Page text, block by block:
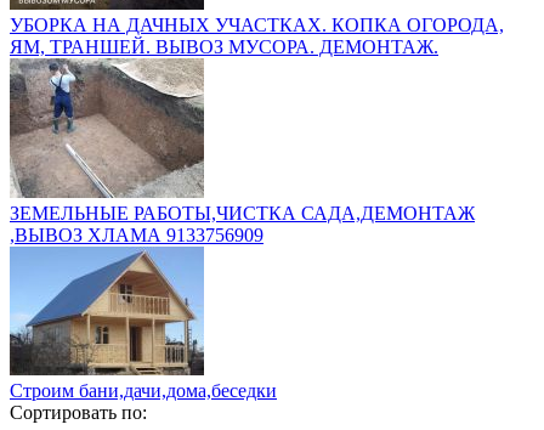
УБОРКА НА ДАЧНЫХ УЧАСТКАХ. КОПКА ОГОРОДА,
ЯМ, ТРАНШЕЙ. ВЫВОЗ МУСОРА. ДЕМОНТАЖ.
ЗЕМЕЛЬНЫЕ РАБОТЫ,ЧИСТКА САДА,ДЕМОНТАЖ
,ВЫВОЗ ХЛАМА 9133756909
Строим бани,дачи,дома,беседки
Сортировать по: